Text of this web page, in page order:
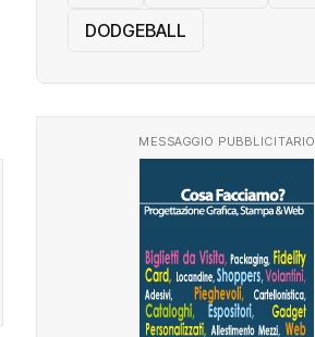
DODGEBALL
MESSAGGIO PUBBLICITARIO